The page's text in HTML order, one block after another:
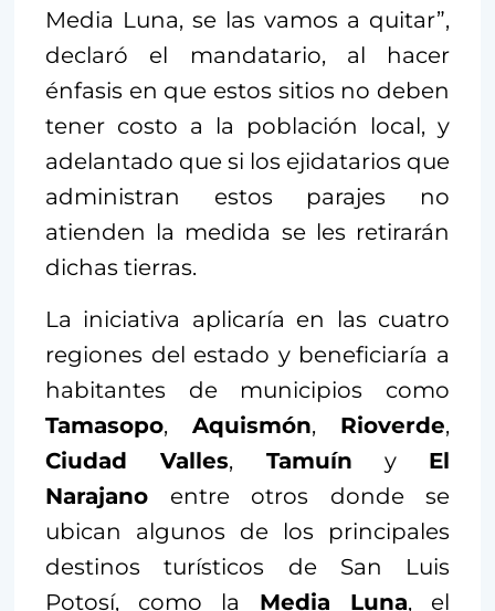
Media Luna, se las vamos a quitar”,
declaró el mandatario, al hacer
énfasis en que estos sitios no deben
tener costo a la población local, y
adelantado que si los ejidatarios que
administran estos parajes no
atienden la medida se les retirarán
dichas tierras.
La iniciativa aplicaría en las cuatro
regiones del estado y beneficiaría a
habitantes de municipios como
Tamasopo, Aquismón, Rioverde,
Ciudad Valles, Tamuín y El
Narajano entre otros donde se
ubican algunos de los principales
destinos turísticos de San Luis
Potosí, como la Media Luna, el